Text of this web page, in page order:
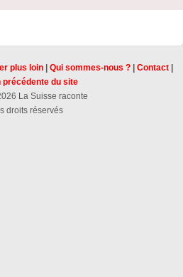
plus loin| Qui sommes-nous ?| Contact|
précédente du site
La Suisse raconte
droits réservés